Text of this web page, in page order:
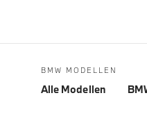
BMW MODELLEN
Alle Modellen